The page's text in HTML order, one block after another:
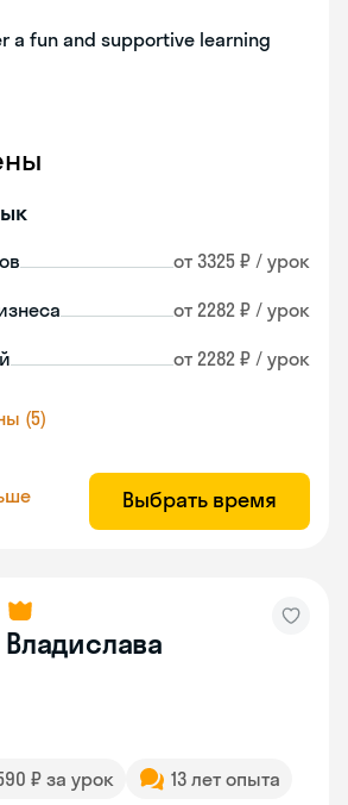
a fun and supportive learning
от 3325 ₽ / урок
от 2282 ₽ / урок
от 2282 ₽ / урок
(5)
Выбрать время
Владислава
₽ за урок
13 лет опыта